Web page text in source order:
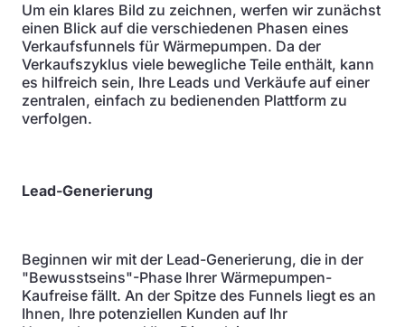
Um ein klares Bild zu zeichnen, werfen wir zunächst
einen Blick auf die verschiedenen Phasen eines
Verkaufsfunnels für Wärmepumpen. Da der
Verkaufszyklus viele bewegliche Teile enthält, kann
es hilfreich sein, Ihre Leads und Verkäufe auf einer
zentralen, einfach zu bedienenden Plattform zu
verfolgen.
Lead-Generierung
Beginnen wir mit der Lead-Generierung, die in der
"Bewusstseins"-Phase Ihrer Wärmepumpen-
Kaufreise fällt. An der Spitze des Funnels liegt es an
Ihnen, Ihre potenziellen Kunden auf Ihr